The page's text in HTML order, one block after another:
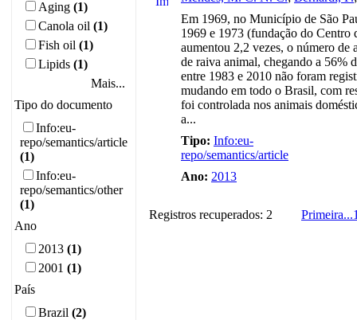
Aging (1)
Canola oil (1)
Fish oil (1)
Lipids (1)
Mais...
Tipo do documento
Info:eu-
repo/semantics/article
(1)
Info:eu-
repo/semantics/other
(1)
Ano
2013 (1)
2001 (1)
País
Brazil (2)
Em 1969, no Município de São
1969 e 1973 (fundação do Centro
aumentou 2,2 vezes, o número de
de raiva animal, chegando a 56%
entre 1983 e 2010 não foram
mudando em todo o Brasil, com
foi controlada nos animais
a...
Tipo: Info:eu-
repo/semantics/article
Ano: 2013
Registros recuperados: 2 Primeira...